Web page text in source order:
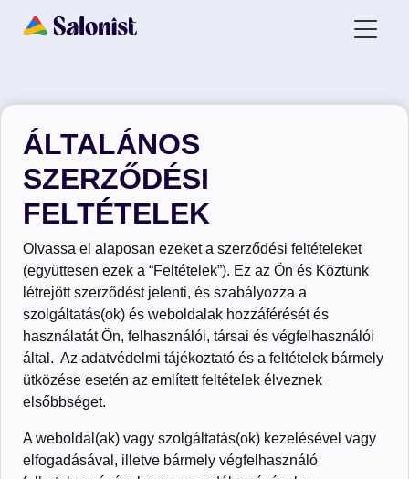
ÁLTALÁNOS
SZERZŐDÉSI
FELTÉTELEK
Olvassa el alaposan ezeket a szerződési feltételeket
(együttesen ezek a “Feltételek”). Ez az Ön és Köztünk
létrejött szerződést jelenti, és szabályozza a
szolgáltatás(ok) és weboldalak hozzáférését és
használatát Ön, felhasználói, társai és végfelhasználói
által. Az adatvédelmi tájékoztató és a feltételek bármely
ütközése esetén az említett feltételek élveznek
elsőbbséget.
A weboldal(ak) vagy szolgáltatás(ok) kezelésével vagy
elfogadásával, illetve bármely végfelhasználó